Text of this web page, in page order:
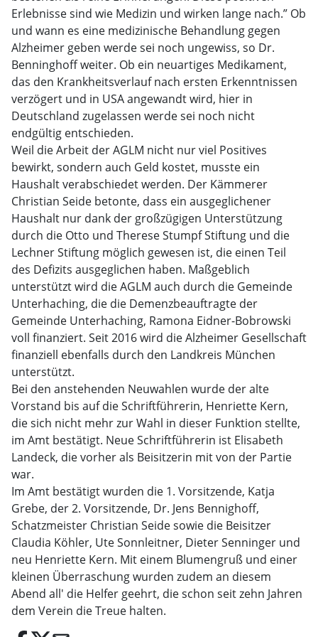
Erlebnisse sind wie Medizin und wirken lange nach.” Ob
und wann es eine medizinische Behandlung gegen
Alzheimer geben werde sei noch ungewiss, so Dr.
Benninghoff weiter. Ob ein neuartiges Medikament,
das den Krankheitsverlauf nach ersten Erkenntnissen
verzögert und in USA angewandt wird, hier in
Deutschland zugelassen werde sei noch nicht
endgültig entschieden.
Weil die Arbeit der AGLM nicht nur viel Positives
bewirkt, sondern auch Geld kostet, musste ein
Haushalt verabschiedet werden. Der Kämmerer
Christian Seide betonte, dass ein ausgeglichener
Haushalt nur dank der großzügigen Unterstützung
durch die Otto und Therese Stumpf Stiftung und die
Lechner Stiftung möglich gewesen ist, die einen Teil
des Defizits ausgeglichen haben. Maßgeblich
unterstützt wird die AGLM auch durch die Gemeinde
Unterhaching, die die Demenzbeauftragte der
Gemeinde Unterhaching, Ramona Eidner-Bobrowski
voll finanziert. Seit 2016 wird die Alzheimer Gesellschaft
finanziell ebenfalls durch den Landkreis München
unterstützt.
Bei den anstehenden Neuwahlen wurde der alte
Vorstand bis auf die Schriftführerin, Henriette Kern,
die sich nicht mehr zur Wahl in dieser Funktion stellte,
im Amt bestätigt. Neue Schriftführerin ist Elisabeth
Landeck, die vorher als Beisitzerin mit von der Partie
war.
Im Amt bestätigt wurden die 1. Vorsitzende, Katja
Grebe, der 2. Vorsitzende, Dr. Jens Bennighoff,
Schatzmeister Christian Seide sowie die Beisitzer
Claudia Köhler, Ute Sonnleitner, Dieter Senninger und
neu Henriette Kern. Mit einem Blumengruß und einer
kleinen Überraschung wurden zudem an diesem
Abend all' die Helfer geehrt, die schon seit zehn Jahren
dem Verein die Treue halten.